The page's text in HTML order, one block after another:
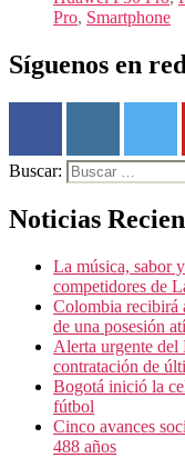
Pro, Smartphone
Síguenos en
Buscar:
Noticias
La música, sabor
competidores de
Colombia recibirá
de una posesión
Alerta urgente
contratación de
Bogotá inició la
fútbol
Cinco avances
488 años